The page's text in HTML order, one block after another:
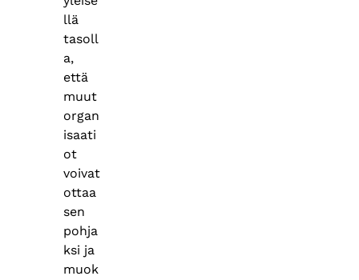
llä
tasoll
a,
että
muut
organ
isaati
ot
voivat
ottaa
sen
pohja
ksi ja
muok